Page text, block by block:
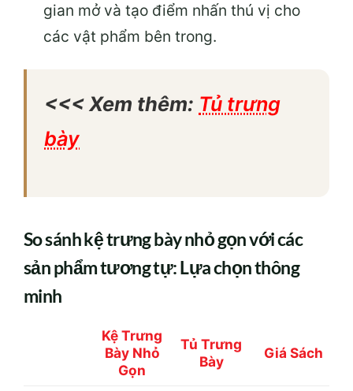
gian mở và tạo điểm nhấn thú vị cho
các vật phẩm bên trong.
<<< Xem thêm: Tủ trưng
bày
So sánh kệ trưng bày nhỏ gọn với các
sản phẩm tương tự: Lựa chọn thông
minh
Kệ Trưng
Bày Nhỏ
Gọn
Tủ Trưng
Bày
Giá Sách